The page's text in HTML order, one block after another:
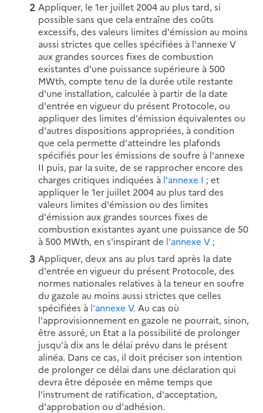
Appliquer, le 1er juillet 2004 au plus tard, si
possible sans que cela entraîne des coûts
excessifs, des valeurs limites d'émission au moins
aussi strictes que celles spécifiées à l'annexe V
aux grandes sources fixes de combustion
existantes d'une puissance supérieure à 500
MWth, compte tenu de la durée utile restante
d'une installation, calculée à partir de la date
d'entrée en vigueur du présent Protocole, ou
appliquer des limites d'émission équivalentes ou
d'autres dispositions appropriées, à condition
que cela permette d'atteindre les plafonds
spécifiés pour les émissions de soufre à l'annexe
II puis, par la suite, de se rapprocher encore des
charges critiques indiquées à l'annexe I ; et
appliquer le 1er juillet 2004 au plus tard des
valeurs limites d'émission ou des limites
d'émission aux grandes sources fixes de
combustion existantes ayant une puissance de 50
à 500 MWth, en s'inspirant de l'annexe V ;
Appliquer, deux ans au plus tard après la date
d'entrée en vigueur du présent Protocole, des
normes nationales relatives à la teneur en soufre
du gazole au moins aussi strictes que celles
spécifiées à l'annexe V. Au cas où
l'approvisionnement en gazole ne pourrait, sinon,
être assuré, un Etat a la possibilité de prolonger
jusqu'à dix ans le délai prévu dans le présent
alinéa. Dans ce cas, il doit préciser son intention
de prolonger ce délai dans une déclaration qui
devra être déposée en même temps que
l'instrument de ratification, d'acceptation,
d'approbation ou d'adhésion.